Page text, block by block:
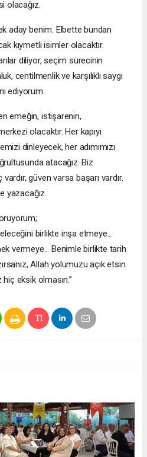
olacağız.
aday benim. Elbette bundan
kıymetli isimler olacaktır.
diliyor, seçim sürecinin
centilmenlik ve karşılıklı saygı
ediyorum.
emeğin, istişarenin,
olacaktır. Her kapıyı
dinleyecek, her adımımızı
atacağız. Biz
güven varsa başarı vardır.
yazacağız.
birlikte inşa etmeye...
vermeye... Benimle birlikte tarih
Allah yolumuzu açık etsin.
eksik olmasın.”